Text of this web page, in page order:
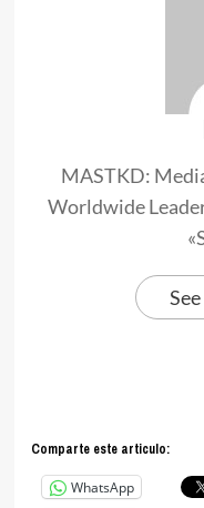
MASTKD:
Worldwide
Comparte este articulo:
WhatsApp